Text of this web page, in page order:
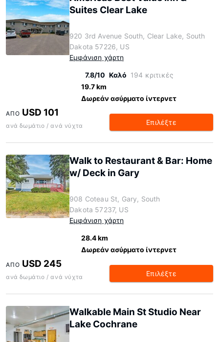
Suites Clear Lake
920 3rd Avenue South, Clear Lake, South
Dakota 57226, US
Εμφάνιση χάρτη
7.8/10 Καλό 194 κριτικές
19.7 km
Δωρεάν ασύρματο ίντερνετ
ΑΠΌ USD 101
ανά δωμάτιο / ανά νύχτα Επιλέξτε
Walk to Restaurant & Bar: Home
w/ Deck in Gary
908 Coteau St, Gary, South
Dakota 57237, US
Εμφάνιση χάρτη
28.4 km
Δωρεάν ασύρματο ίντερνετ
ΑΠΌ USD 245
ανά δωμάτιο / ανά νύχτα Επιλέξτε
Walkable Main St Studio Near
Lake Cochrane